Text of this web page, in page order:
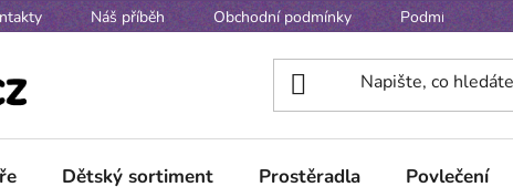
Náš příběh Obchodní podmínky Podmínky
Dětský sortiment Prostěradla Povlečení